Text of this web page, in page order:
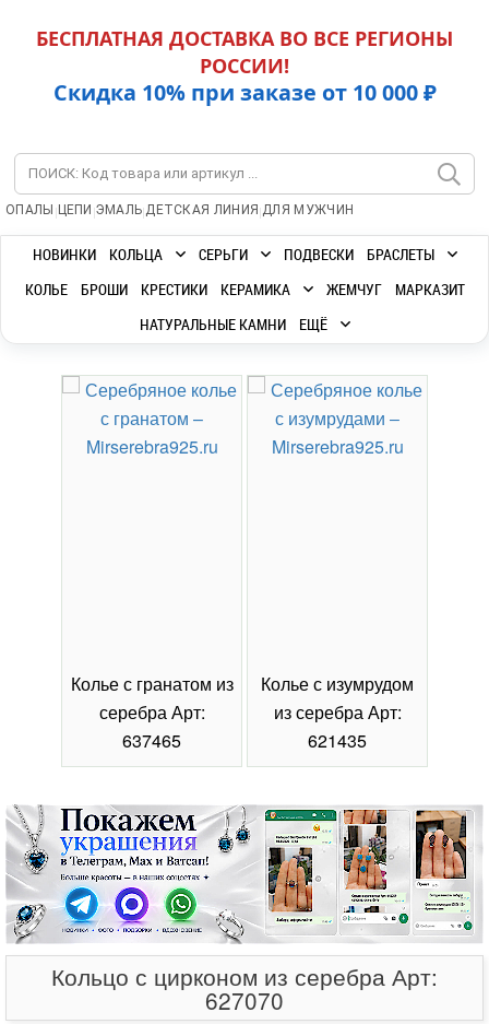
БЕСПЛАТНАЯ ДОСТАВКА ВО ВСЕ РЕГИОНЫ
РОССИИ!
Скидка 10% при заказе от 10 000 ₽
ОПАЛЫ | ЦЕПИ |ЭМАЛЬ|ДЕТСКАЯ ЛИНИЯ |ДЛЯ МУЖЧИН
НОВИНКИ КОЛЬЦА СЕРЬГИ ПОДВЕСКИ
БРАСЛЕТЫ
КОЛЬЕ
БРОШИ КРЕСТИКИ КЕРАМИКА ЖЕМЧУГ
МАРКАЗИТ
НАТУРАЛЬНЫЕ КАМНИ
ЕЩЁ
Колье с гранатом из
серебра Арт:
637465
Колье с изумрудом
из серебра Арт:
621435
Кольцо с цирконом из серебра Арт:
627070